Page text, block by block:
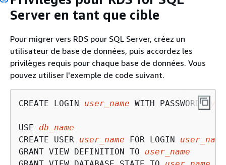
Server en tant que cible
Pour migrer vers RDS pour SQL Server, créez un
utilisateur de base de données, puis accordez les
privilèges requis pour chaque base de données. Vous
pouvez utiliser l'exemple de code suivant.
CREATE LOGIN user_name WITH PASSWORD '
USE db_name
CREATE USER user_name FOR LOGIN user_name
GRANT VIEW DEFINITION TO user_name